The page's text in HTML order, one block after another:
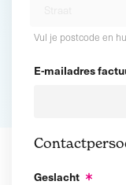
Vul je postcode en
E-mailadres
Geslacht